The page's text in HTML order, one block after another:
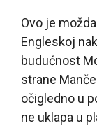
Ovo je
Engleskoj
budućnost
strane
očigledno u
ne uklapa u